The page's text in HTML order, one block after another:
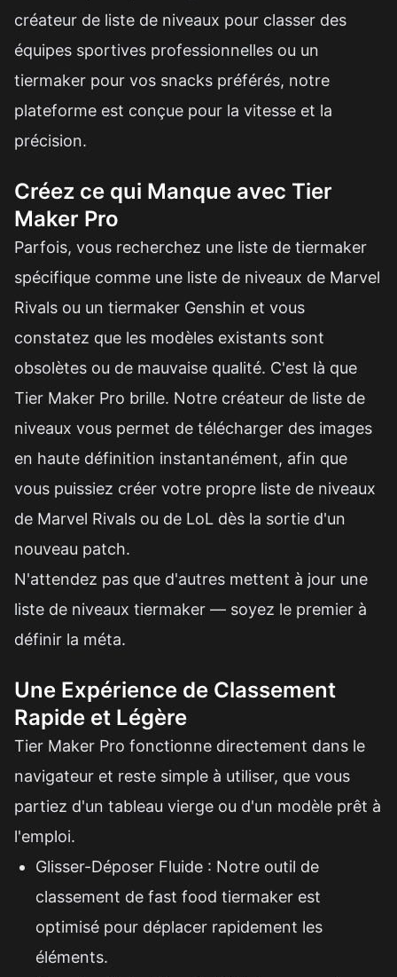
créateur de liste de niveaux pour classer des
équipes sportives professionnelles ou un
tiermaker pour vos snacks préférés, notre
plateforme est conçue pour la vitesse et la
précision.
Créez ce qui Manque avec Tier
Maker Pro
Parfois, vous recherchez une liste de tiermaker
spécifique comme une liste de niveaux de Marvel
Rivals ou un tiermaker Genshin et vous
constatez que les modèles existants sont
obsolètes ou de mauvaise qualité. C'est là que
Tier Maker Pro brille. Notre créateur de liste de
niveaux vous permet de télécharger des images
en haute définition instantanément, afin que
vous puissiez créer votre propre liste de niveaux
de Marvel Rivals ou de LoL dès la sortie d'un
nouveau patch.
N'attendez pas que d'autres mettent à jour une
liste de niveaux tiermaker — soyez le premier à
définir la méta.
Une Expérience de Classement
Rapide et Légère
Tier Maker Pro fonctionne directement dans le
navigateur et reste simple à utiliser, que vous
partiez d'un tableau vierge ou d'un modèle prêt à
l'emploi.
Glisser-Déposer Fluide : Notre outil de
classement de fast food tiermaker est
optimisé pour déplacer rapidement les
éléments.